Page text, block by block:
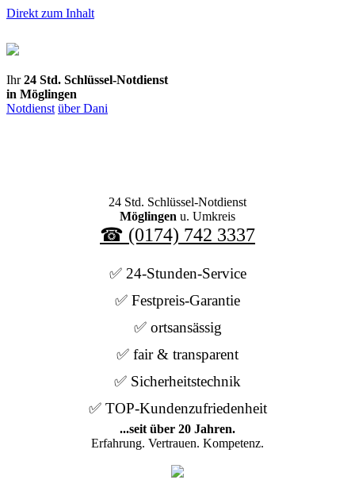
Direkt zum Inhalt
Ihr24 Std. Schlüssel-Notdienst
in Möglingen
Notdienst über Dani
24 Std. Schlüssel-Notdienst
Möglingen u. Umkreis
☎ (0174) 742 3337
✅ 24-Stunden-Service
✅ Festpreis-Garantie
✅ ortsansässig
✅ fair & transparent
✅ Sicherheitstechnik
✅ TOP-Kundenzufriedenheit
...seit über 20 Jahren.
Erfahrung. Vertrauen. Kompetenz.